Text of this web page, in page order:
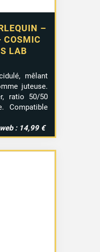
–
COSMIC
LAB
mêlant
juteuse.
ratio 50/50
Compatible
: 14,99 €